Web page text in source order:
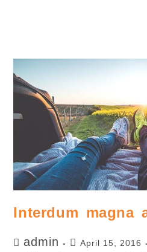
Interdum magna
admin April 15, 2016